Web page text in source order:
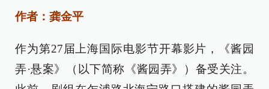
作者：龚金平
作为第27届上海国际电影节开幕影片，《酱园
弄·悬案》（以下简称《酱园弄》）备受关注。